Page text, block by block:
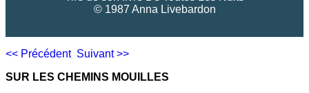
© 1987 Anna Livebardon
<< Précédent Suivant >>
SUR LES CHEMINS MOUILLES